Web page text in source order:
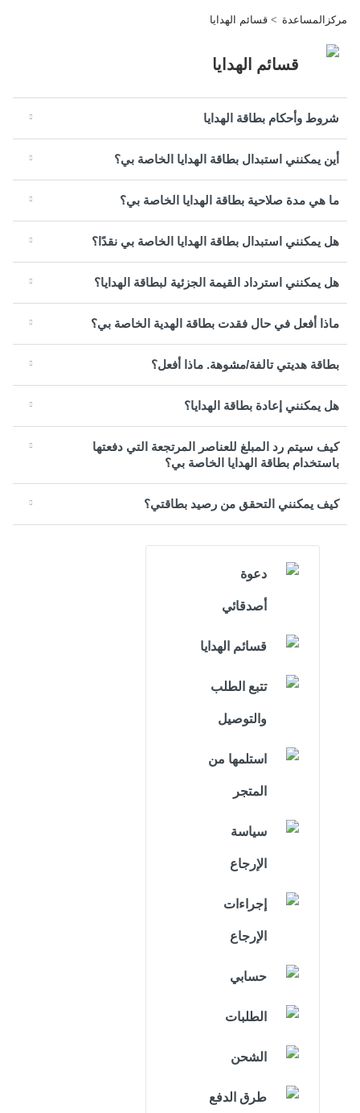
مركزالمساعدة قسائم الهدايا
قسائم الهدايا
شروط وأحكام بطاقة الهدايا
أين يمكنني استبدال بطاقة الهدايا الخاصة بي؟
ما هي مدة صلاحية بطاقة الهدايا الخاصة بي؟
هل يمكنني استبدال بطاقة الهدايا الخاصة بي نقدًا؟
هل يمكنني استرداد القيمة الجزئية لبطاقة الهدايا؟
ماذا أفعل في حال فقدت بطاقة الهدية الخاصة بي؟
بطاقة هديتي تالفة/مشوهة. ماذا أفعل؟
هل يمكنني إعادة بطاقة الهدايا؟
كيف سيتم رد المبلغ للعناصر المرتجعة التي دفعتها
باستخدام بطاقة الهدايا الخاصة بي؟
كيف يمكنني التحقق من رصيد بطاقتي؟
دعوة
أصدقائي
قسائم الهدايا
تتبع الطلب
والتوصيل
استلمها من
المتجر
سياسة
الإرجاع
إجراءات
الإرجاع
حسابي
الطلبات
الشحن
طرق الدفع